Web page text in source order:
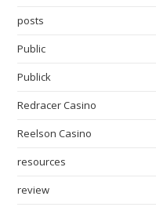
posts
Public
Publick
Redracer Casino
Reelson Casino
resources
review